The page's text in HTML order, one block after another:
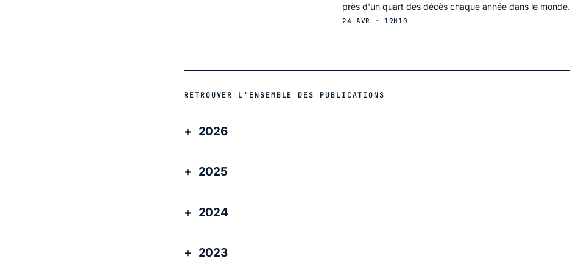
près d'un quart des décès chaque année dans le monde.
24 AVR · 19H10
RETROUVER L'ENSEMBLE DES PUBLICATIONS
2026
2025
2024
2023